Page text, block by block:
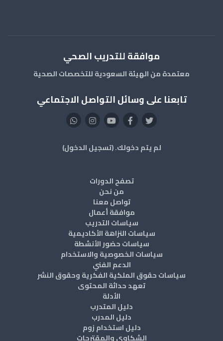
موافقة للتدريب الصحي
معتمدة من الهيئة السعودية للتخصصات الصحية
تابعنا على وسائل التواصل الاجتماعي
لم يتم دخولك. (تسجيل الدخول)
تصفح الدورات
من نحن
تواصل معنا
موافقة أعمال
سياسات التدريب
سياسات النزاهة الأكاديمية
سياسات حضور الأنشطة
سياسات الخصوصية والاستخدام
الدعم الفني
سياسات حقوق الملكية الفكرية وحقوق النشر
تعهد حداثة المحتوى
الأدلة
دليل المتدرب
دليل المدرب
دليل استخدام زوم
الشكاوي والمقترحات